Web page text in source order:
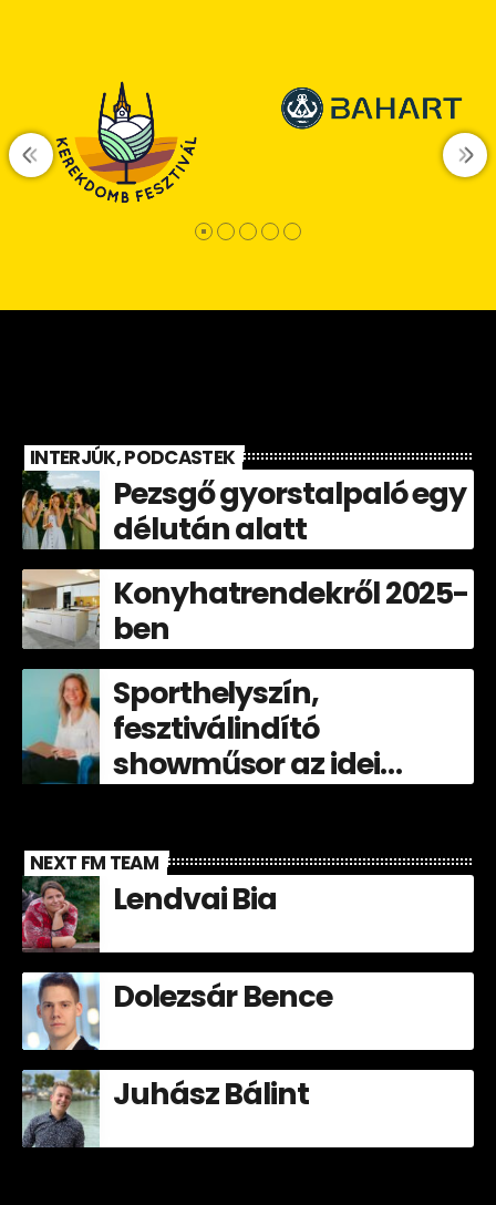
INTERJÚK, PODCASTEK
Pezsgő gyorstalpaló egy
délután alatt
Konyhatrendekről 2025-
ben
Sporthelyszín,
fesztiválindító
showműsor az idei
NEXT FM TEAM
Lendvai Bia
Dolezsár Bence
Juhász Bálint